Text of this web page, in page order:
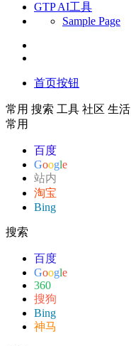
GTP AI工具
Sample Page
首页按钮
常用 搜索 工具 社区 生活
常用
百度
Google
站内
淘宝
Bing
搜索
百度
Google
360
搜狗
Bing
神马